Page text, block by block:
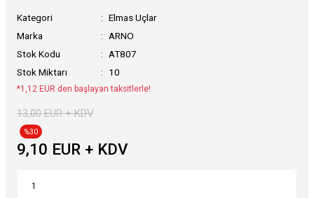
Kategori
Elmas Uçlar
Marka
ARNO
Stok Kodu
AT807
Stok Miktarı
10
*1,12 EUR den başlayan taksitlerle!
13,00 EUR + KDV
%30
9,10 EUR + KDV